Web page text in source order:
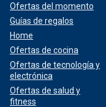
Ofertas del momento
Guías de regalos
Home
Ofertas de cocina
Ofertas de tecnología y
electrónica
Ofertas de salud y
fitness